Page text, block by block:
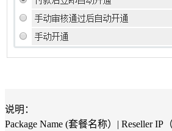
说明：
Package Name (套餐名称）| Reseller IP